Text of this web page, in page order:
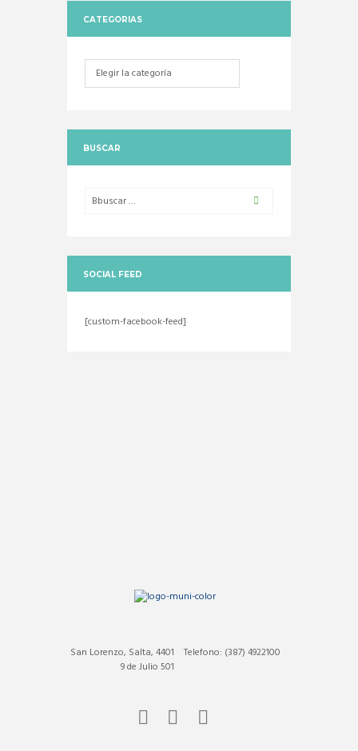
CATEGORIAS
Categorias
BUSCAR
SOCIAL FEED
[custom-facebook-feed]
Telefono: (387) 4922100
San Lorenzo, Salta, 4401
9 de Julio 501